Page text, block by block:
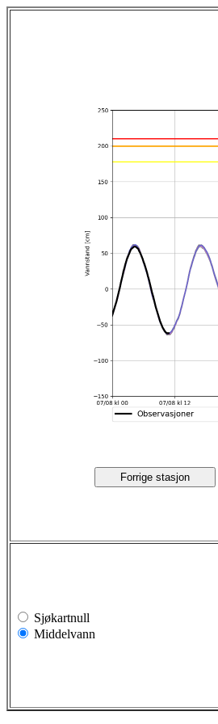
Forrige stasjon
Sjøkartnull
Middelvann